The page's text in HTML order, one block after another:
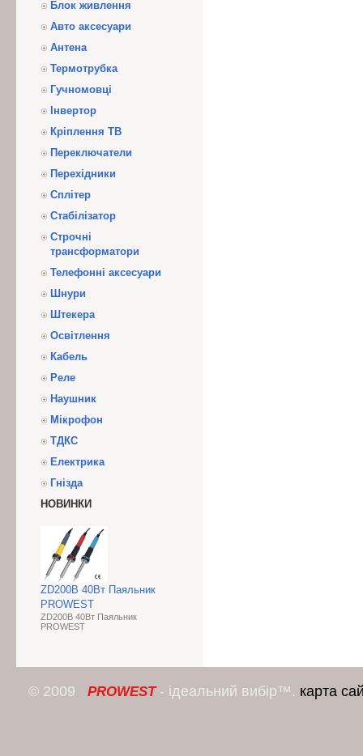
Блок живлення
Авто аксесуари
Антена
Термотрубка
Гучномовці
Інвертор
Кріплення ТВ
Переключатели
Перехідники
Сплітер
Стабілізатор
Строчні
трансформатори
Телефонні аксесуари
Шнури
Штекера
Освітлення
Кабель
Реле
Наушник
Мікрофон
ТДКС
Електрика
Гнізда
НОВИНКИ
ZD200B 40Вт Паяльник
PROWEST
ZD200B 40Вт Паяльник
PROWEST
© 2009 PROWEST- ідеальний вибір™. карта